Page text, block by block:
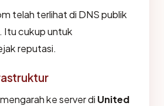
telah terlihat di DNS publik
Itu cukup untuk
reputasi.
ke server di United